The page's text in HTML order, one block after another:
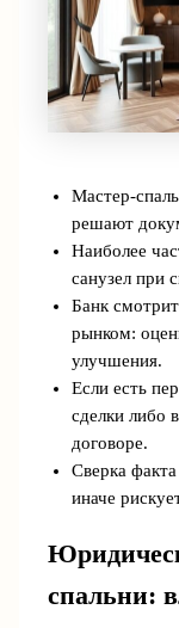
Мастер-
решают
Наиболее
санузел при
Банк
рынком:
улучшения.
Если есть
сделки либо
договоре.
Сверка
иначе
спальни: